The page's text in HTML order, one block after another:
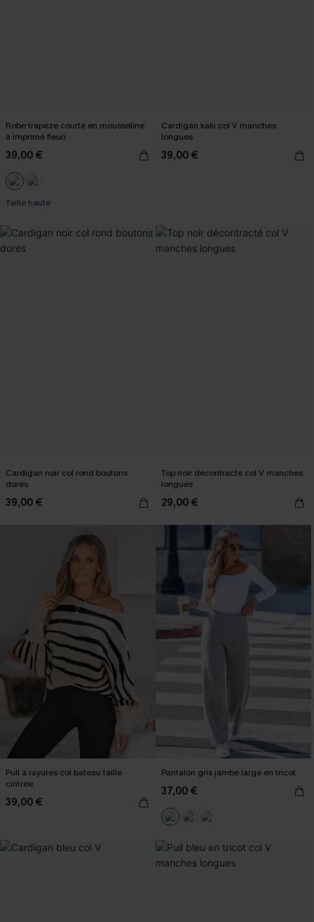
Robe trapèze courte en mousseline
à imprimé fleuri
39,00 €
Taille haute
Cardigan kaki col V manches
longues
39,00 €
Cardigan noir col rond boutons
dorés
39,00 €
Top noir décontracté col V manches
longues
29,00 €
Pull à rayures col bateau taille
cintrée
39,00 €
Pantalon gris jambe large en tricot
37,00 €